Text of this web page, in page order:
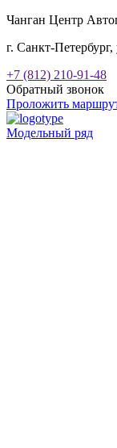
Чанган Центр
г. Санкт-
+7 (812) 210-91-48
Обратный звонок
Проложить
Модельный ряд